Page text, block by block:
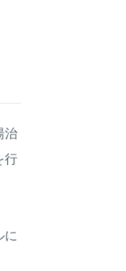
治
行
に